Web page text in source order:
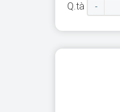
Q.tà -